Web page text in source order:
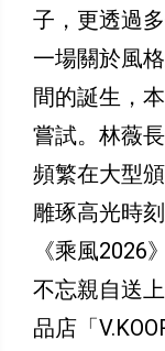
子，更透過
一場關於風
間的誕生，
嘗試。林薇
頻繁在大型
雕琢高光時
《乘風2026
不忘親自送
品店「